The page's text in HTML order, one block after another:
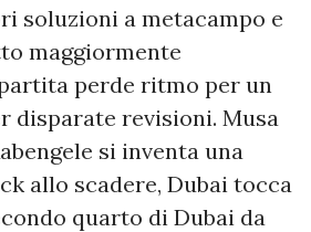
soluzioni a metacampo e
maggiormente
perde ritmo per un
disparate revisioni. Musa
si inventa una
allo scadere, Dubai tocca
quarto di Dubai da